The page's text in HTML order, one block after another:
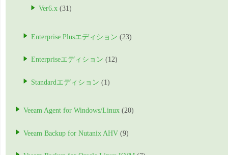
Ver6.x (31)
Enterprise Plusエディション (23)
Enterpriseエディション (12)
Standardエディション (1)
Veeam Agent for Windows/Linux (20)
Veeam Backup for Nutanix AHV (9)